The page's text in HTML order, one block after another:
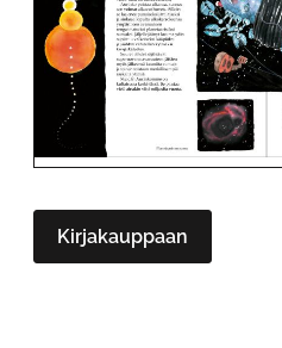
Kirjakauppaan